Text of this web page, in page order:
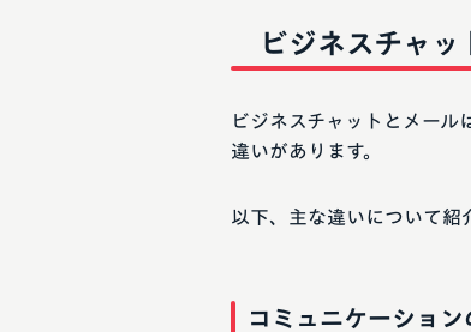
ビジネスチャッ
ビジネスチャットとメール
違いがあります。
以下、主な違いについて紹
コミュニケーショ